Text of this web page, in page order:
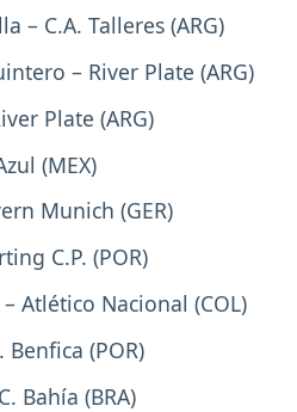
– C.A. Talleres (ARG)
– River Plate (ARG)
Plate (ARG)
(MEX)
Munich (GER)
C.P. (POR)
Atlético Nacional (COL)
Benfica (POR)
Bahía (BRA)